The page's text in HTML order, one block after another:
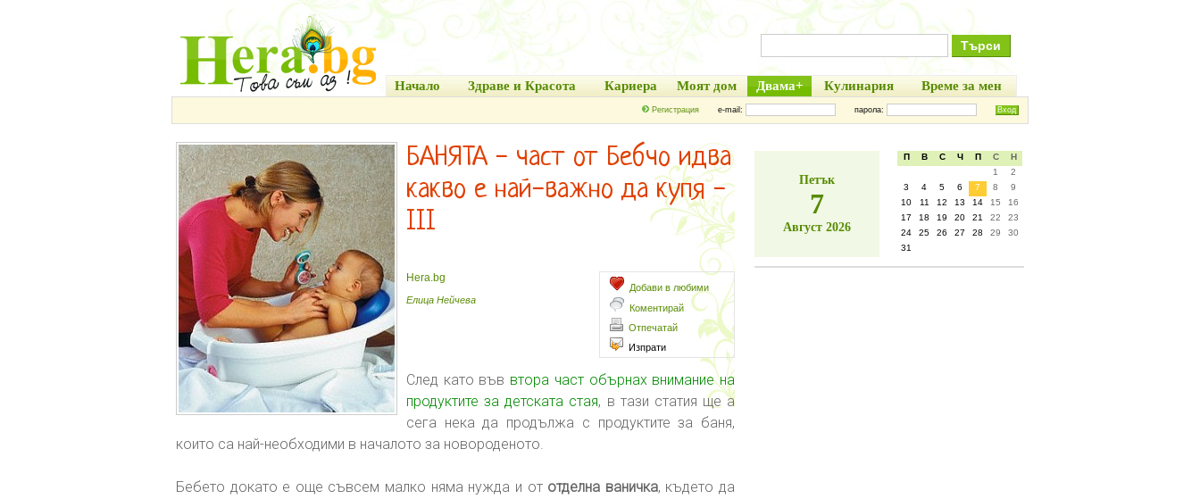
Начало Здраве и Красота Кариера Моят дом Двама+ Кулинария Време за мен
Регистрация e-mail: парола:
БАНЯТА - част от Бебчо идва
какво е най-важно да купя -
III
Добави в любими
Коментирай
Отпечатай
Изпрати
Hera.bg
Елица Нейчева
След като във втора част обърнах внимание на
продуктите за детската стая, в тази статия ще а
сега нека да продължа с продуктите за баня,
които са най-необходими в началото за новороденото.
Бебето докато е още съвсем малко няма нужда и от отделна ваничка, където да
Петък
7
Август 2026
П В С Ч П С
Н
1
2
3
4 5 6 7 8
9
10
11 12 13 14 15
16
17
18 19 20 21 22
23
24
25 26 27 28 29
30
31